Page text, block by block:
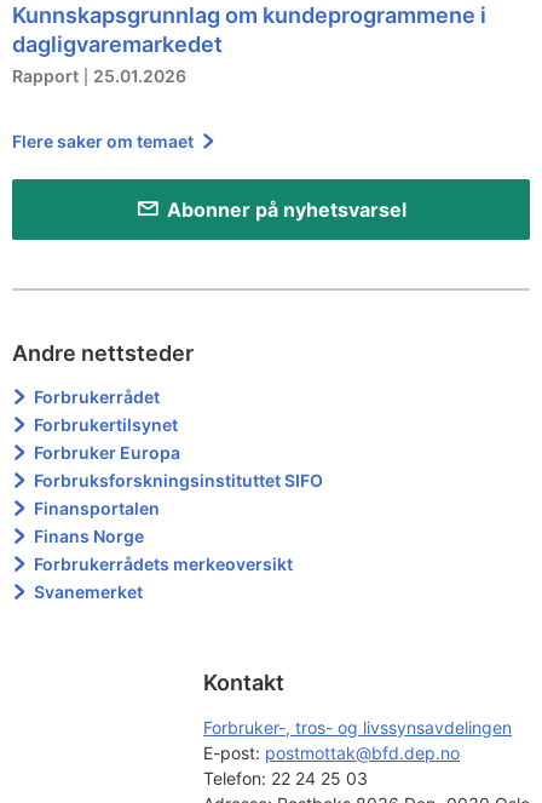
Kunnskapsgrunnlag om kundeprogrammene i
dagligvaremarkedet
Rapport 25.01.2026
Flere saker om temaet
Abonner på nyhetsvarsel
Andre nettsteder
Forbrukerrådet
Forbrukertilsynet
Forbruker Europa
Forbruksforskningsinstituttet SIFO
Finansportalen
Finans Norge
Forbrukerrådets merkeoversikt
Svanemerket
Kontakt
Forbruker-, tros- og livssynsavdelingen
E-post: postmottak@bfd.dep.no
Telefon: 22 24 25 03